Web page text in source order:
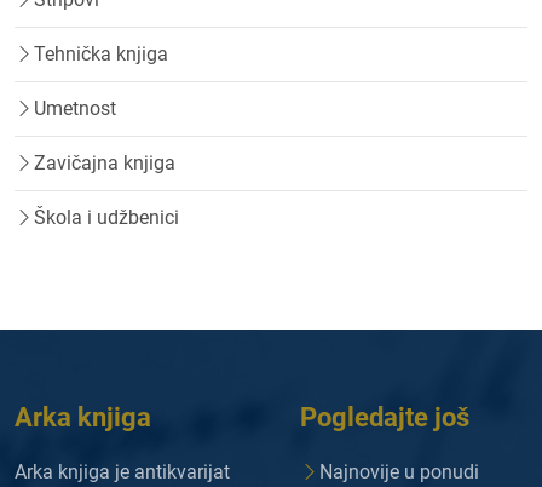
Tehnička knjiga
Umetnost
Zavičajna knjiga
Škola i udžbenici
Arka knjiga
Arka knjiga je antikvarijat
Pogledajte još
Najnovije u ponudi